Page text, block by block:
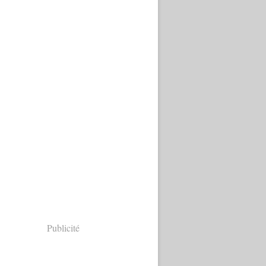
Publicité